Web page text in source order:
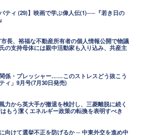
バティ (29)】映画で学ぶ偉人伝(1)──『若き日の
長、裕福な不動産所有者の個人情報公開で物議
の支持母体には親中活動家も入り込み、共産主
係・プレッシャー……このストレスどう抜こう
ィ」9月号(7月30日発売)
力から英大手が撤退を検討し、三菱離脱に続く
もう潔くエネルギー政策の転換を表明すべき
向けて選挙不正を防げるか ─ 中東外交を進め中